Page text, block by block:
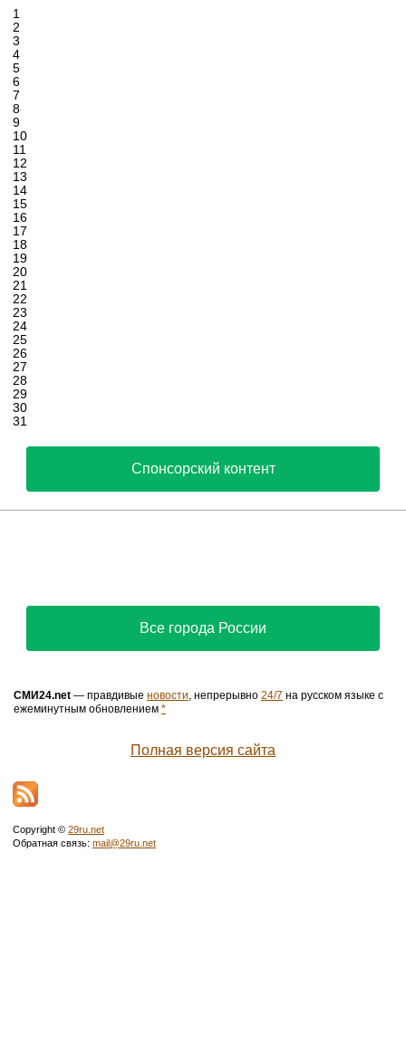
1
2
3
4
5
6
7
8
9
10
11
12
13
14
15
16
17
18
19
20
21
22
23
24
25
26
27
28
29
30
31
Спонсорский контент
Все города России
СМИ24.net — правдивые новости, непрерывно 24/7 на русском языке с
ежеминутным обновлением *
Полная версия сайта
Copyright © 29ru.net
Обратная связь: mail@29ru.net